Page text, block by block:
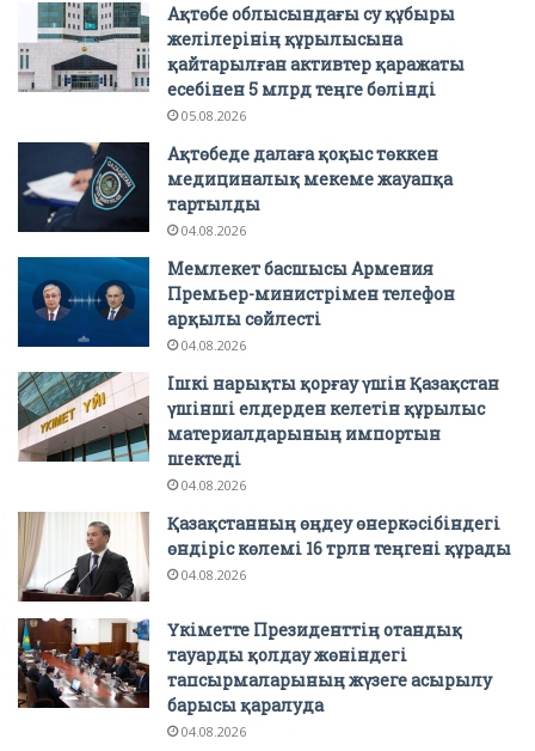
Ақтөбе облысындағы су құбыры
желілерінің құрылысына
қайтарылған активтер қаражаты
есебінен 5 млрд теңге бөлінді
05.08.2026
Ақтөбеде далаға қоқыс төккен
медициналық мекеме жауапқа
тартылды
04.08.2026
Мемлекет басшысы Армения
Премьер-министрімен телефон
арқылы сөйлесті
04.08.2026
Ішкі нарықты қорғау үшін Қазақстан
үшінші елдерден келетін құрылыс
материалдарының импортын
шектеді
04.08.2026
Қазақстанның өңдеу өнеркәсібіндегі
өндіріс көлемі 16 трлн теңгені құрады
04.08.2026
Үкіметте Президенттің отандық
тауарды қолдау жөніндегі
тапсырмаларының жүзеге асырылу
барысы қаралуда
04.08.2026